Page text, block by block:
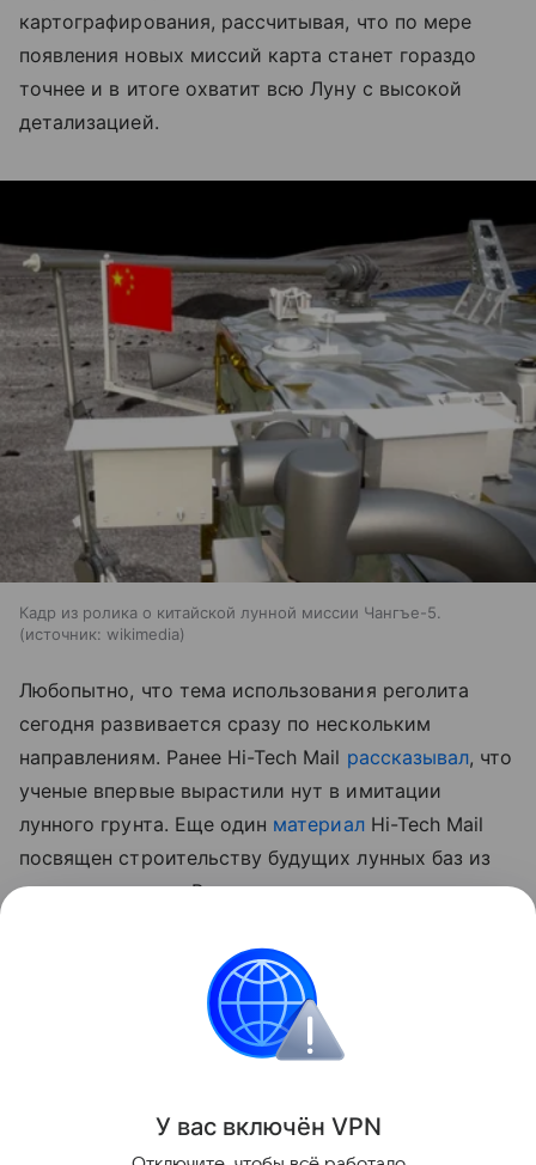
картографирования, рассчитывая, что по мере
появления новых миссий карта станет гораздо
точнее и в итоге охватит всю Луну с высокой
детализацией.
Кадр из ролика о китайской лунной миссии Чангъе-5.
источник: wikimedia
Любопытно, что тема использования реголита
сегодня развивается сразу по нескольким
направлениям. Ранее Hi-Tech Mail рассказывал, что
ученые впервые вырастили нут в имитации
лунного грунта. Еще один материалHi-Tech Mail
посвящен строительству будущих лунных баз из
самого реголита. В нем рассматривается
создания инфраструктуры прямо на месте.
Поделиться
У вас включён VPN